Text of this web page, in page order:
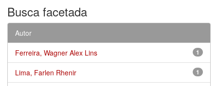
Busca facetada
Autor
1
Ferreira, Wagner Alex Lins
1
Lima, Farlen Rhenir